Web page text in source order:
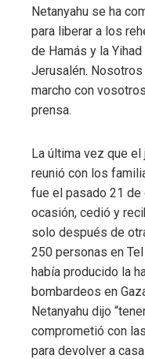
Netanyahu se ha
para liberar a los
de Hamás y la
Jerusalén.
marcho con
prensa.
La última vez que
reunió con los
fue el pasado 21 de
ocasión, cedió y
solo después de
250 personas en
había producido la
bombardeos en
Netanyahu dijo
comprometió con
para devolver a